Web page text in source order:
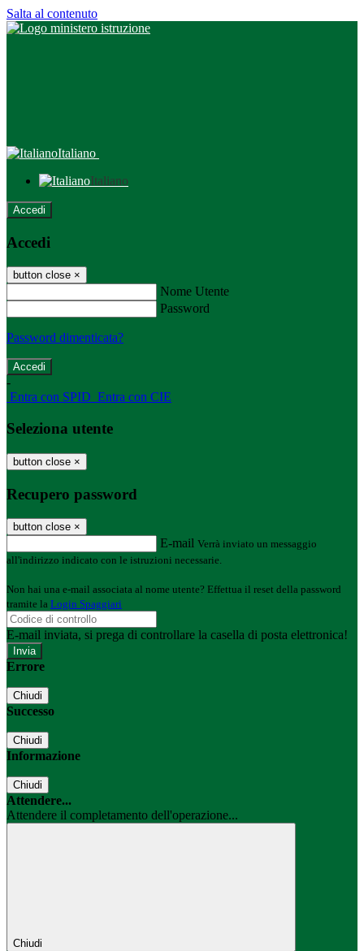
Salta al contenuto
Italiano
Italiano
Accedi
Accedi
button close ×
Nome Utente
Password
Password dimenticata?
-
Entra con SPID Entra con CIE
Seleziona utente
button close ×
Recupero password
button close ×
E-mail Verrà inviato un messaggio
all'indirizzo indicato con le istruzioni necessarie.
Non hai una e-mail associata al nome utente? Effettua il reset della password
tramite la Login Spaggiari
E-mail inviata, si prega di controllare la casella di posta elettronica!
Errore
Chiudi
Successo
Chiudi
Informazione
Chiudi
Attendere...
Attendere il completamento dell'operazione...
Chiudi